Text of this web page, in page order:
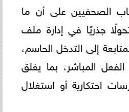
الصحفيين على أن ما
جذريًا في إدارة ملف
إلى التدخل الحاسم،
المباشر، بما يغلق
احتكارية أو استغلال